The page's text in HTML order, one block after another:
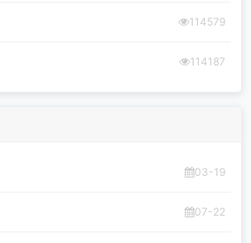
114579
114187
03-19
07-22